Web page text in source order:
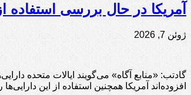
آمریکا در حال بررسی
ژوئن 7, 2026
گادتب: «منابع آگاه» می‌گویند ایالات متحده
افزوده‌اند آمریکا همچنین استفاده از این